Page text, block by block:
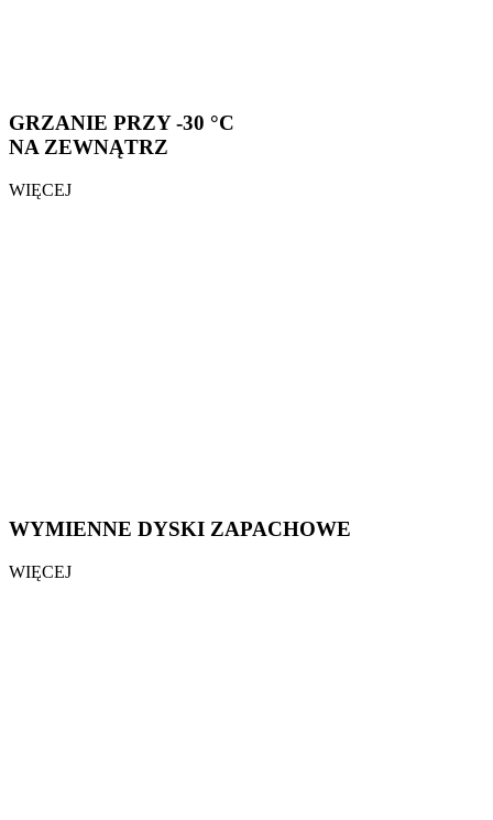
GRZANIE PRZY -30 °C
NA ZEWNĄTRZ
WIĘCEJ
WYMIENNE DYSKI ZAPACHOWE
WIĘCEJ